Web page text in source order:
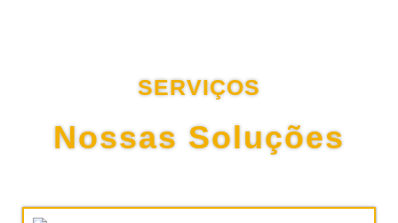
SERVIÇOS
Nossas Soluções